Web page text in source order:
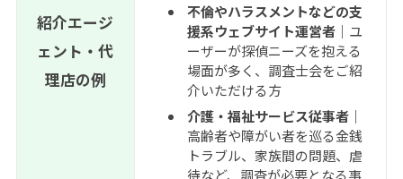
紹介エージ
ェント・代
理店の例
不倫やハラスメントなどの支
援系ウェブサイト運営者｜ ユ
ーザーが探偵ニーズを抱える
場面が多く、調査士会をご紹
介いただける方
介護・福祉サービス従事者｜
高齢者や障がい者を巡る金銭
トラブル、家族間の問題、虐
待など、調査が必要となる事